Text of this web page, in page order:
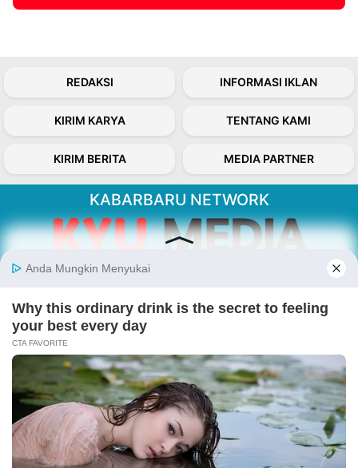
REDAKSI INFORMASI IKLAN
KIRIM KARYA TENTANG KAMI
KIRIM BERITA MEDIA PARTNER
KABARBARU NETWORK
Kabarbaru.co menyajikan berita aktual dan
inspiratif dari sudut pandang berbaik sangka
Follow Kabarbaru